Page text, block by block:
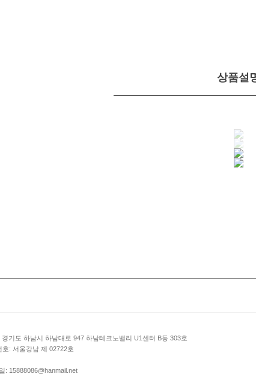
상품설
경기도 하남시 하남대로 947 하남테크노밸리 U1센터 B동 303호
호: 서울강남 제 02722호
: 15888086@hanmail.net